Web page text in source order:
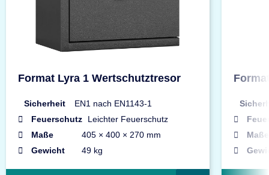
Format Lyra 1 Wertschutztresor
Sicherheit
EN1 nach EN1143-1
Feuerschutz
Leichter Feuerschutz
Maße
405 × 400 × 270 mm
Gewicht
49 kg
Maße